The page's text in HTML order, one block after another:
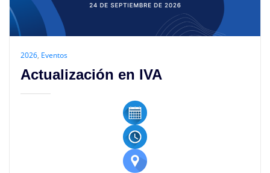
2026, Eventos
Actualización en IVA